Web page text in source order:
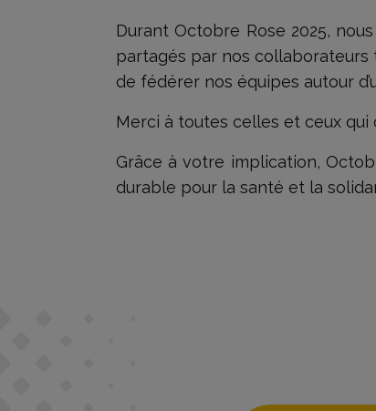
Durant Octobre Rose 2025,
partagés par nos
de fédérer nos équipes autour
Merci à toutes celles et ceux qui
Grâce à votre implication,
durable pour la santé et la